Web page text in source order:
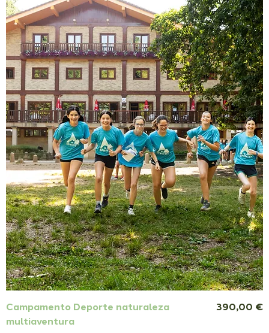
Campamento Deporte naturaleza
multiaventura
Precio
390,00 €